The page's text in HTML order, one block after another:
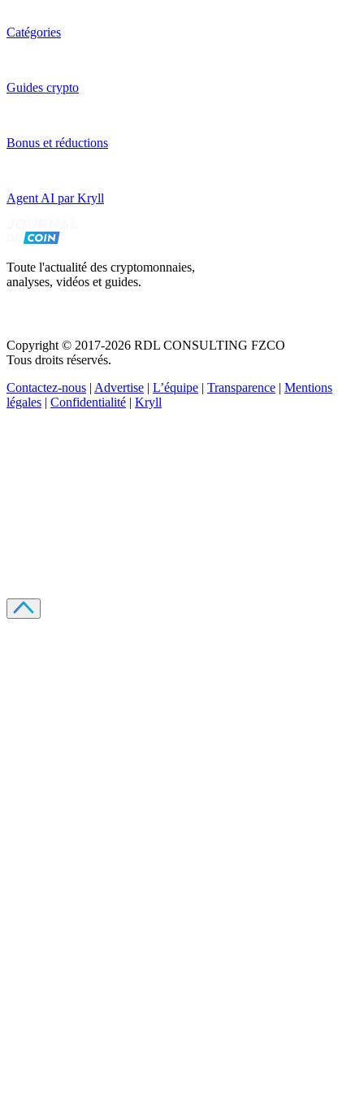
Catégories
Guides crypto
Bonus et réductions
Agent AI par Kryll
Toute l'actualité des cryptomonnaies,
analyses, vidéos et guides.
Copyright © 2017-2026 RDL CONSULTING FZCO
Tous droits réservés.
Contactez-nous | Advertise | L’équipe | Transparence | Mentions
légales | Confidentialité | Kryll